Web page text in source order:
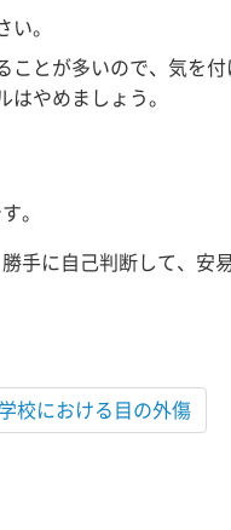
い。
ことが多いので、気を
はやめましょう。
。
手に自己判断して、安
校における目の外傷